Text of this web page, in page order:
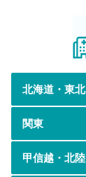
北海道・東北
関東
甲信越・北陸